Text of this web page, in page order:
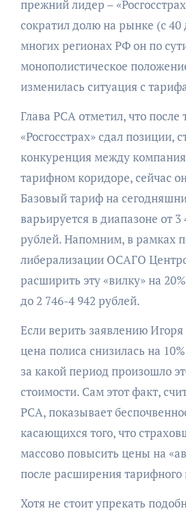
прежний лидер –
сократил долю на рынке (с 40
многих регионах РФ он по
монополистическое
изменилась ситуация с
Глава РСА отметил, что после
«Росгосстрах» сдал позиции,
конкуренция между
тарифном коридоре, сейчас
Базовый тариф на
варьируется в диапазоне от 3
рублей. Напомним, в рамках
либерализации ОСАГО
расширить эту «вилку» на
до 2 746-4 942 рублей.
Если верить заявлению
цена полиса снизилась на
за какой период произошло
стоимости. Сам этот факт,
РСА, показывает
касающихся того, что
массово повысить цены на
после расширения тарифного
Хотя не стоит упрекать